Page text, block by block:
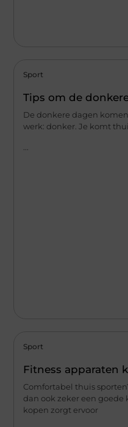
Sport
Tips om de
De donkere dagen
werk: donker. Je komt
Sport
Fitness apparaten
Comfortabel thuis
dan ook zeker een goede
kopen zorgt ervoor